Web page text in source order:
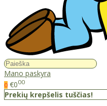
Mano paskyra
0 €000
Prekių krepšelis tuščias!